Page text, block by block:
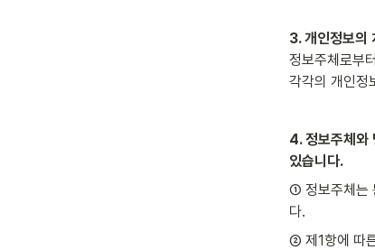
3. 개인정보의
정보주체로부
각각의 개인정
4. 정보주체와
있습니다.
① 정보주체는
다.
② 제1항에 따